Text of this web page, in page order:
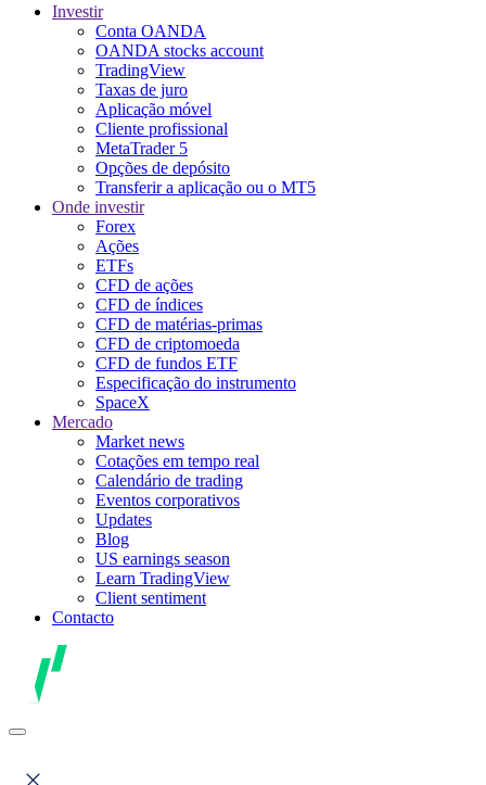
Investir
Conta OANDA
OANDA stocks account
TradingView
Taxas de juro
Aplicação móvel
Cliente profissional
MetaTrader 5
Opções de depósito
Transferir a aplicação ou o MT5
Onde investir
Forex
Ações
ETFs
CFD de ações
CFD de índices
CFD de matérias-primas
CFD de criptomoeda
CFD de fundos ETF
Especificação do instrumento
SpaceX
Mercado
Market news
Cotações em tempo real
Calendário de trading
Eventos corporativos
Updates
Blog
US earnings season
Learn TradingView
Client sentiment
Contacto